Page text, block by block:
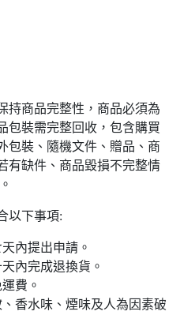
持商品完整性，商品必須為
包裝需完整回收，包含購買
包裝、隨機文件、贈品、商
有缺件、商品毀損不完整情
以下事項:
內提出申請。
內完成退換貨。
費。
香水味、煙味及人為因素破